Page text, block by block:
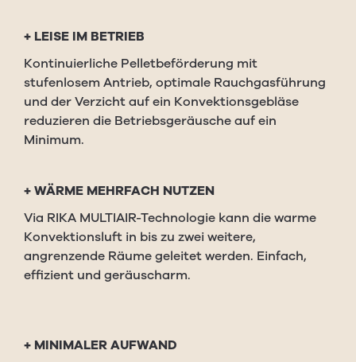
+ LEISE IM BETRIEB
Kontinuierliche Pelletbeförderung mit
stufenlosem Antrieb, optimale Rauchgasführung
und der Verzicht auf ein Konvektionsgebläse
reduzieren die Betriebsgeräusche auf ein
Minimum.
+WÄRME MEHRFACH NUTZEN
Via RIKA MULTIAIR-Technologie kann die warme
Konvektionsluft in bis zu zwei weitere,
angrenzende Räume geleitet werden. Einfach,
effizient und geräuscharm.
+ MINIMALER AUFWAND